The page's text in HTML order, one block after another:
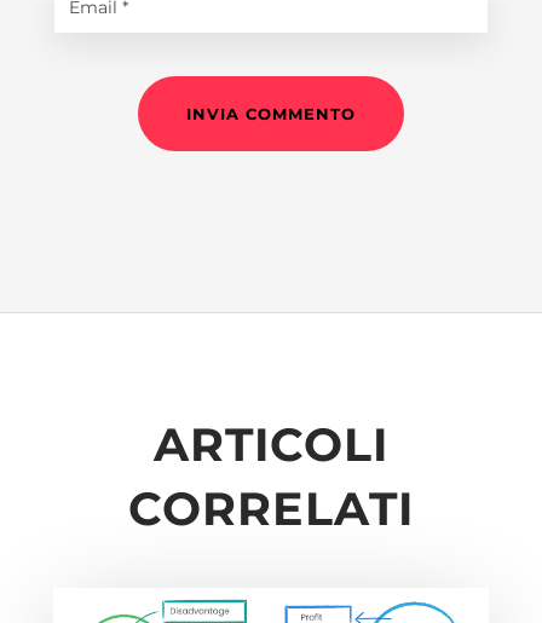
INVIA COMMENTO
ARTICOLI
CORRELATI